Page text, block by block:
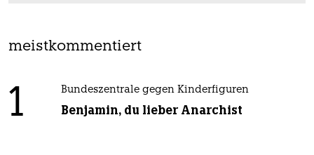
meistkommentiert
1 Bundeszentrale gegen Kinderfiguren
Benjamin, du lieber Anarchist